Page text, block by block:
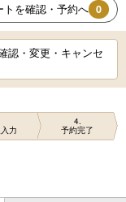
トを確認・予約へ 0
認・変更・キャンセ
力
4
予約完了